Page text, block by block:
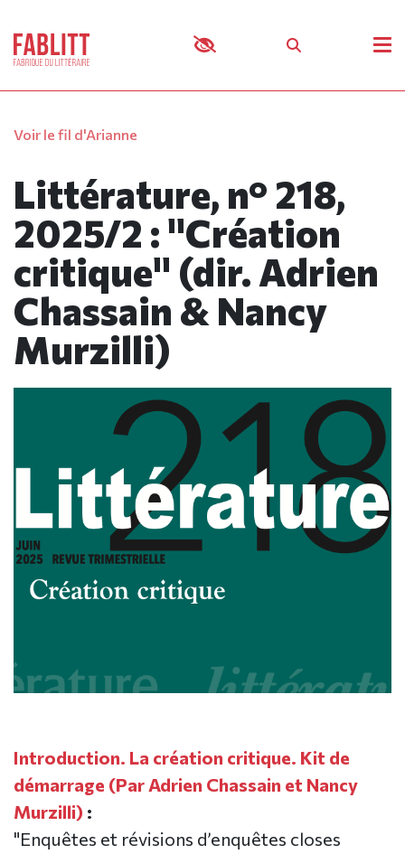
Voir le fil d'Arianne
Littérature, n° 218,
2025/2 : "Création
critique" (dir. Adrien
Chassain & Nancy
Murzilli)
Introduction. La création critique. Kit de
démarrage (Par Adrien Chassain et Nancy
Murzilli) :
"Enquêtes et révisions d’enquêtes closes